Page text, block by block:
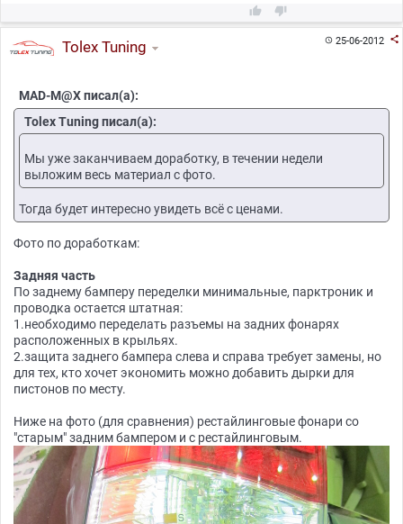
 
25-06-2012 
Tolex Tuning
MAD-M@X писал(а):
Tolex Tuning писал(а):
Мы уже заканчиваем доработку, в течении недели
выложим весь материал с фото.
Тогда будет интересно увидеть всё с ценами.
Фото по доработкам:
Задняя часть
По заднему бамперу переделки минимальные, парктроник и
проводка остается штатная:
1.необходимо переделать разъемы на задних фонарях
расположенных в крыльях.
2.защита заднего бампера слева и справа требует замены, но
для тех, кто хочет экономить можно добавить дырки для
пистонов по месту.
Ниже на фото (для сравнения) рестайлинговые фонари со
"старым" задним бампером и с рестайлинговым.